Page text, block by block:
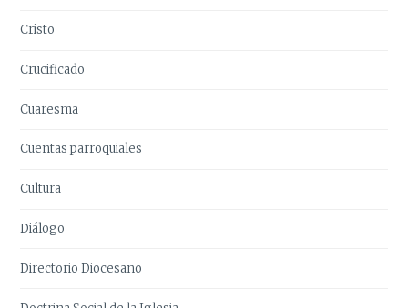
Cristo
Crucificado
Cuaresma
Cuentas parroquiales
Cultura
Diálogo
Directorio Diocesano